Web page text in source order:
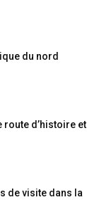
du nord
route d’histoire et
de visite dans la